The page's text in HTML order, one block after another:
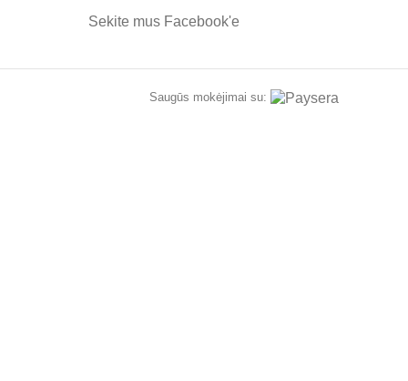
Sekite mus Facebook'e
Saugūs mokėjimai su: